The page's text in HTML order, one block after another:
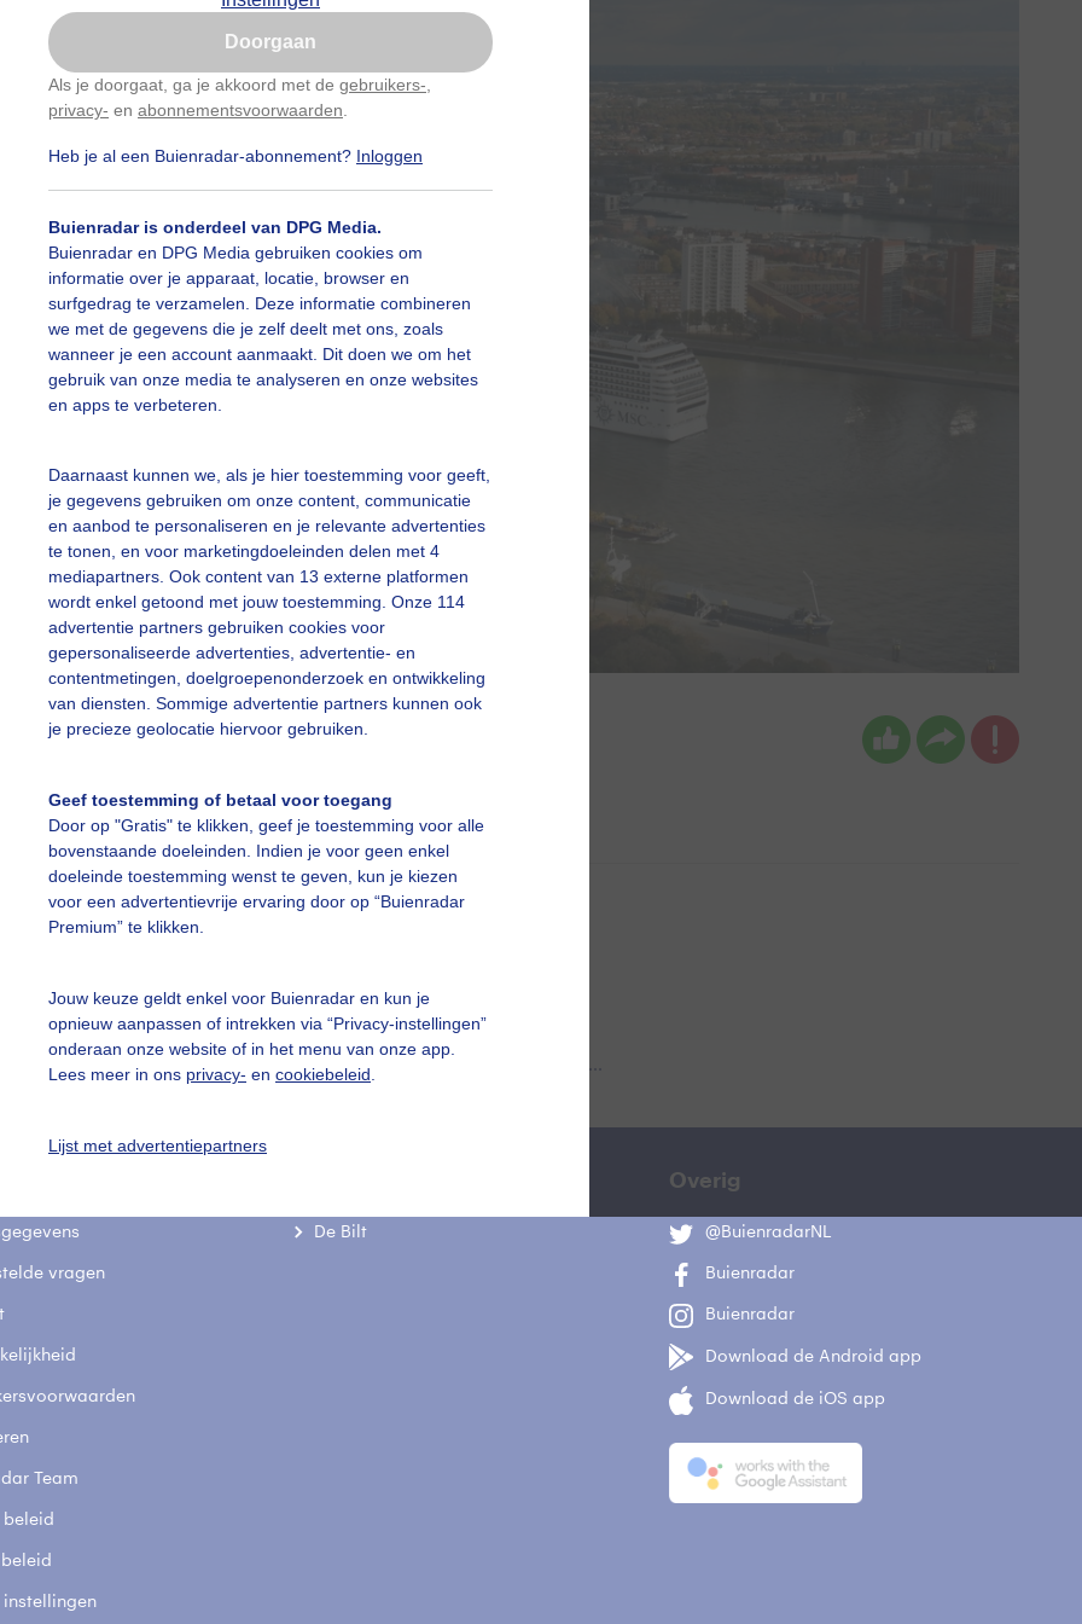
Doorgaan
Als je doorgaat, ga je akkoord met de gebruikers-
privacy- en abonnementsvoorwaarden
Heb je al een Buienradar-abonnement? Inloggen
Buienradar is onderdeel van DPG Media.
Buienradar en DPG Media gebruiken cookies om
informatie over je apparaat, locatie, browser en
surfgedrag te verzamelen. Deze informatie combineren
we met de gegevens die je zelf deelt met ons, zoals
wanneer je een account aanmaakt. Dit doen we om het
gebruik van onze media te analyseren en onze websites
en apps te verbeteren.
Daarnaast kunnen we, als je hier toestemming voor geeft,
je gegevens gebruiken om onze content, communicatie
en aanbod te personaliseren en je relevante advertenties
te tonen, en voor marketingdoeleinden delen met 4
mediapartners. Ook content van 13 externe platformen
wordt enkel getoond met jouw toestemming. Onze 114
advertentie partners gebruiken cookies voor
gepersonaliseerde advertenties, advertentie- en
contentmetingen, doelgroepenonderzoek en ontwikkeling
van diensten. Sommige advertentie partners kunnen ook
je precieze geolocatie hiervoor gebruiken.
Geef toestemming of betaal voor toegang
Door op "Gratis" te klikken, geef je toestemming voor alle
bovenstaande doeleinden. Indien je voor geen enkel
doeleinde toestemming wenst te geven, kun je kiezen
voor een advertentievrije ervaring door op “Buienradar
Premium” te klikken.
Jouw keuze geldt enkel voor Buienradar en kun je
opnieuw aanpassen of intrekken via “Privacy-instellingen”
onderaan onze website of in het menu van onze app.
Lees meer in ons privacy- en cookiebeleid
Lijst met advertentiepartners
mooie herfstdag langs de Nieuwe Maas
Zon Wolken
slideshow
vragen
Team
beleid
instellingen
De Bilt
Overig
@BuienradarNL
Buienradar
Buienradar
Download de Android app
Download de iOS app
Nu niet, misschien later
Gebruik je Safari en wil je niet elke dag deze pop-up
Klikhierom dit aan te passen